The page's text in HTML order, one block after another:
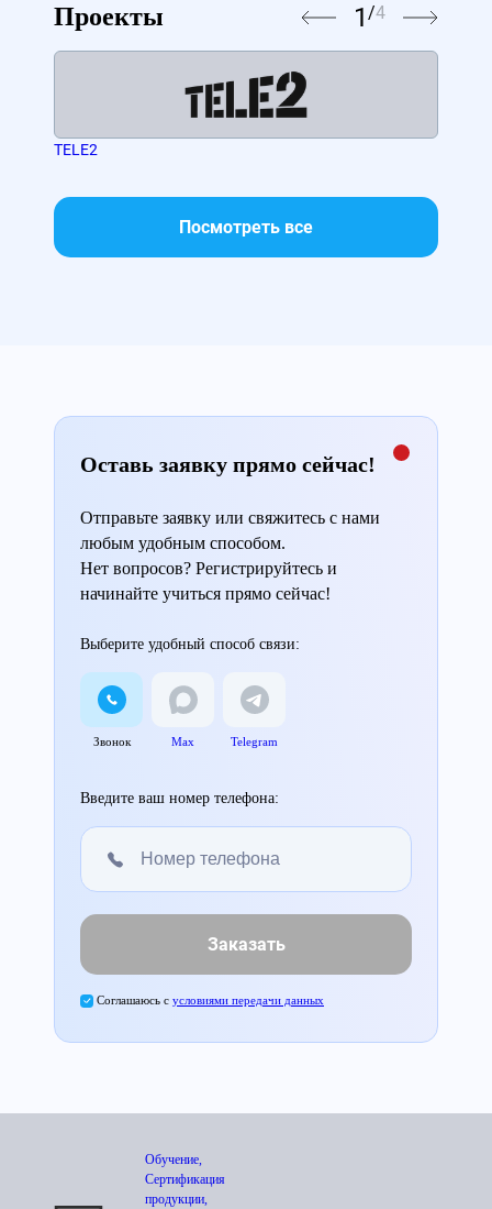
Проекты 1 /4
TELE2
Посмотреть все
Оставь заявку прямо сейчас!
Отправьте заявку или свяжитесь с нами
любым удобным способом.
Нет вопросов? Регистрируйтесь и
начинайте учиться прямо сейчас!
Выберите удобный способ связи:
Звонок Max Telegram
Введите ваш номер телефона:
Заказать
Соглашаюсь с условиями передачи данных
Обучение,
Сертификация
продукции,